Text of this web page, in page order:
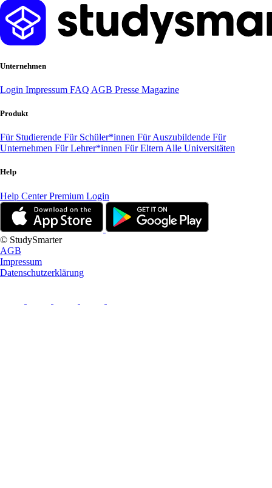
Unternehmen
Login Impressum FAQ AGB Presse Magazine
Produkt
Für Studierende Für Schüler*innen Für Auszubildende Für
Unternehmen Für Lehrer*innen Für Eltern Alle Universitäten
Help
Help CenterPremium Login
© StudySmarter
AGB
Impressum
Datenschutzerklärung